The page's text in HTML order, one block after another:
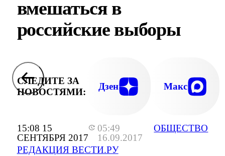
15:08 15
СЕНТЯБРЯ 2017
05:49
16.09.2017
РЕДАКЦИЯ ВЕСТИ.РУ
ОБЩЕСТВО
вмешаться в
российские выборы
СЛЕДИТЕ ЗА
НОВОСТЯМИ:
Дзен Макс